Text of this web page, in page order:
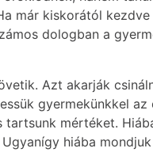
már kiskorától
dologban a
Azt akarják
gyermekünkkel
mértéket.
hiába